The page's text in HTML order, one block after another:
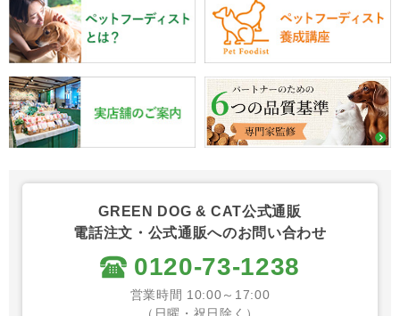
GREEN DOG & CAT公式通販
電話注文・公式通販へのお問い合わせ
0120-73-1238
営業時間 10:00～17:00